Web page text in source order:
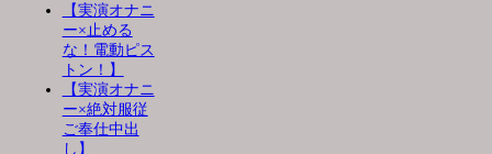
【実演オナニ
ー×止める
な！電動ピス
トン！】
【実演オナニ
ー×絶対服従
ご奉仕中出
し】